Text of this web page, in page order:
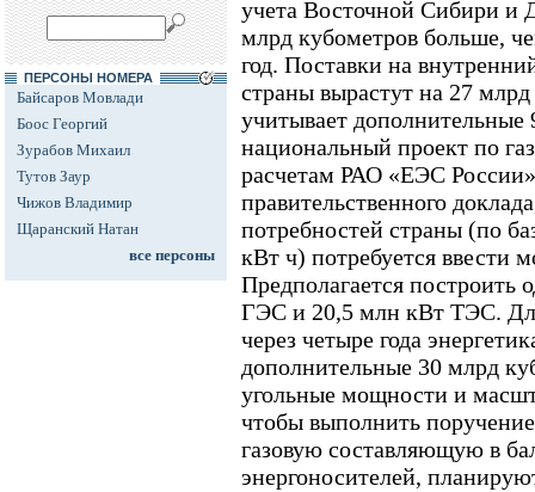
ПЕРСОНЫ НОМЕРА
Байсаров Мовлади
Боос Георгий
Зурабов Михаил
Тутов Заур
Чижов Владимир
Щаранский Натан
все персоны
учета Восточной Сибири и
млрд кубометров больше,
год. Поставки на
страны вырастут на 27
учитывает дополнительные
национальный проект по
расчетам РАО «ЕЭС
правительственного
потребностей страны (по
кВт ч) потребуется ввести
Предполагается
ГЭС и 20,5 млн кВт ТЭС.
через четыре года
дополнительные 30 млрд
угольные мощности и
чтобы выполнить
газовую составляющую в
энергоносителей,